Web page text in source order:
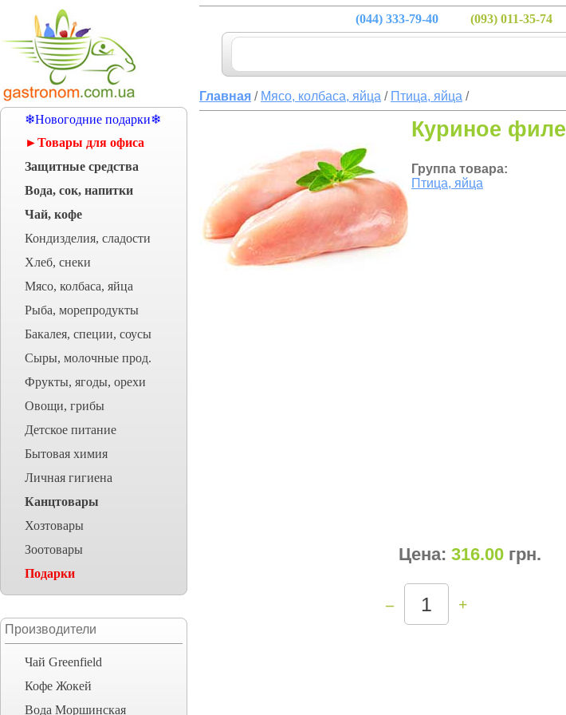
❄Новогодние подарки❄
►Товары для офиса
Защитные средства
Вода, сок, напитки
Чай, кофе
Кондизделия, сладости
Хлеб, снеки
Мясо, колбаса, яйца
Рыба, морепродукты
Бакалея, специи, соусы
Сыры, молочные прод.
Фрукты, ягоды, орехи
Овощи, грибы
Детское питание
Бытовая химия
Личная гигиена
Канцтовары
Хозтовары
Зоотовары
Подарки
Производители
Чай Greenfield
Кофе Жокей
Вода Моршинская
(044) 333-79-40 (093) 011-35-74
Главная / Мясо, колбаса, яйца / Птица, яйца /
Куриное
Группа товара:
Птица, яйца
Цена: 316.00 грн.
– +